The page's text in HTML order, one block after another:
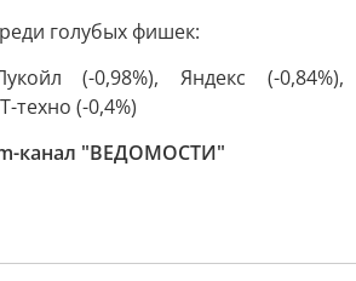
голубых фишек:
(-0,98%), Яндекс (-0,84%),
техно (-0,4%)
канал "ВЕДОМОСТИ"